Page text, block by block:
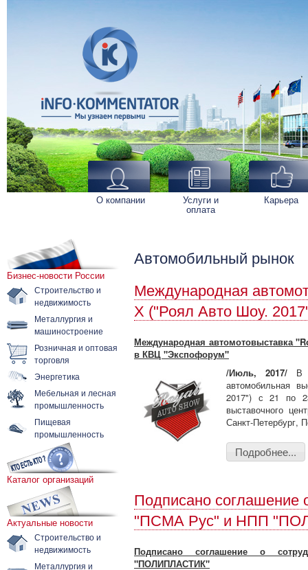
О компании Услуги и
оплата
Карьера
Бизнес-новости России
Строительство и
недвижимость
Металлургия и
машиностроение
Розничная и оптовая
торговля
Энергетика
Мебельная и лесная
промышленность
Пищевая
промышленность
Каталог организаций
Актуальные новости
Строительство и
недвижимость
Металлургия и
Автомобильный рынок
Международная
X ("Роял Авто Шоу.
Международная автомотовыставка
в КВЦ "Экспофорум"
/Июль, 2017/ В
автомобильная
2017") с 21 по
выставочного
Санкт-Петербург,
Подробнее...
Подписано соглашение
"ПСМА Рус" и НПП
Подписано соглашение о
"ПОЛИПЛАСТИК"